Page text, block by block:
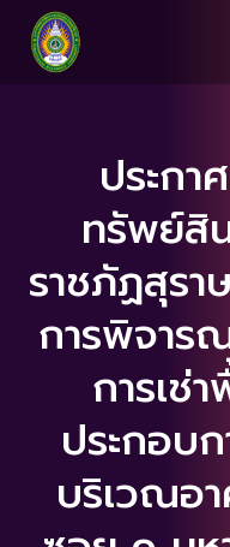
ประกา
ทรัพย์สิ
ราชภัฏสุรา
การพิจาร
การเช่
ประกอบก
บริเวณอ